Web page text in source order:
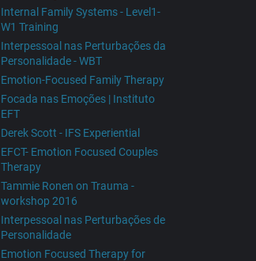
Internal Family Systems - Level1-
W1 Training
Interpessoal nas Perturbações da
Personalidade - WBT
Emotion-Focused Family Therapy
Focada nas Emoções | Instituto
EFT
Derek Scott - IFS Experiential
EFCT- Emotion Focused Couples
Therapy
Tammie Ronen on Trauma -
workshop 2016
Interpessoal nas Perturbações de
Personalidade
Emotion Focused Therapy for